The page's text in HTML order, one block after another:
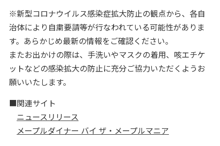
※新型コロナウイルス感染症拡大防止の観点から、各自
治体により自粛要請等が行なわれている可能性がありま
す。あらかじめ最新の情報をご確認ください。
またお出かけの際は、手洗いやマスクの着用、咳エチケ
ットなどの感染拡大の防止に充分ご協力いただくようお
願いいたします。
■関連サイト
ニュースリリース
メープルダイナー バイ ザ・メープルマニア